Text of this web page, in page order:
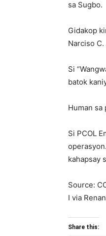
sa Sugbo.
Gidakop
Narciso
Si
batok
Human sa
Si PCOL
kahapsay
Source:
I via
Share this: